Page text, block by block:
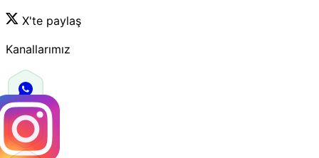
X'te paylaş
Kanallarımız